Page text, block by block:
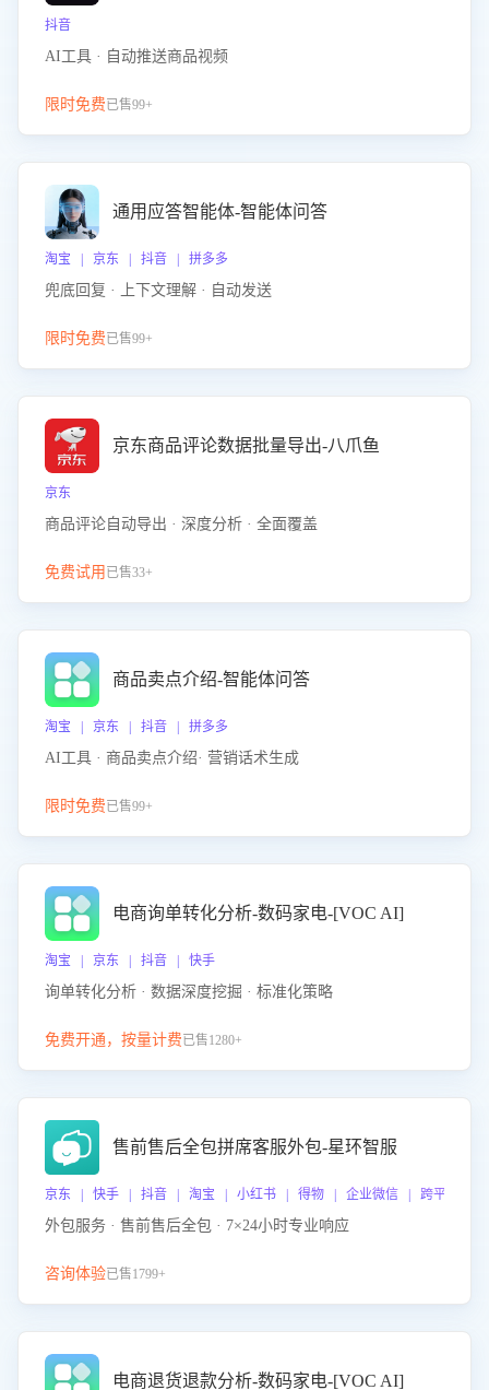
抖音
AI工具 · 自动推送商品视频
限时免费已售99+
通用应答智能体-智能体问答
淘宝 | 京东 | 抖音 | 拼多多
兜底回复 · 上下文理解 · 自动发送
限时免费已售99+
京东商品评论数据批量导出-八爪鱼
京东
商品评论自动导出 · 深度分析 · 全面覆盖
免费试用 已售33+
商品卖点介绍-智能体问答
淘宝 | 京东 | 抖音 | 拼多多
AI工具 · 商品卖点介绍· 营销话术生成
限时免费已售99+
电商询单转化分析-数码家电-[VOC AI]
淘宝 | 京东 | 抖音 | 快手
询单转化分析 · 数据深度挖掘 · 标准化策略
免费开通，按量计费已售1280+
售前售后全包拼席客服外包-星环智服
京东 | 快手 | 抖音 | 淘宝 | 小红书 | 得物 | 企业微信 | 跨平台
外包服务 · 售前售后全包 · 7×24小时专业响应
咨询体验已售1799+
电商退货退款分析-数码家电-[VOC AI]